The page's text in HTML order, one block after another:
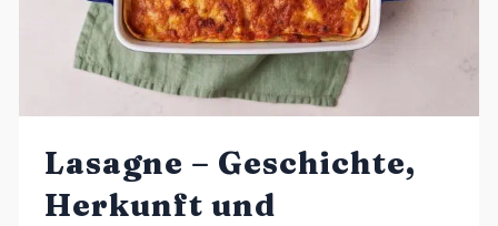
Lasagne – Geschichte,
Herkunft und